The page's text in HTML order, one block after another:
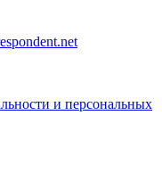
и персональных